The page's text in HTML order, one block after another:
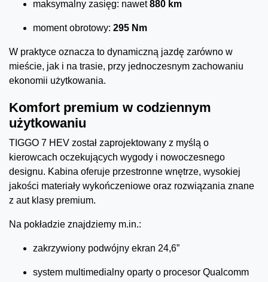
maksymalny zasięg: nawet880 km
moment obrotowy: 295 Nm
W praktyce oznacza to dynamiczną jazdę zarówno w
mieście, jak i na trasie, przy jednoczesnym zachowaniu
ekonomii użytkowania.
Komfort premium w codziennym
użytkowaniu
TIGGO 7 HEV został zaprojektowany z myślą o
kierowcach oczekujących wygody i nowoczesnego
designu. Kabina oferuje przestronne wnętrze, wysokiej
jakości materiały wykończeniowe oraz rozwiązania znane
z aut klasy premium.
Na pokładzie znajdziemy m.in.:
zakrzywiony podwójny ekran 24,6”
system multimedialny oparty o procesor Qualcomm